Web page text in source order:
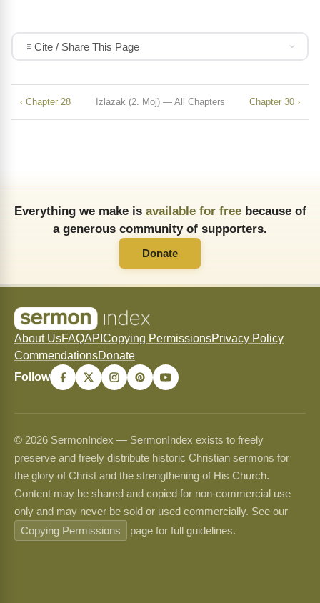
Cite / Share This Page
‹ Chapter 28 Izlazak (2. Moj) — All Chapters Chapter 30 ›
Everything we make is available for freebecause of
a generous community of supporters.
Donate
About UsFAQAPI Copying PermissionsPrivacy Policy
CommendationsDonate
Follow
© 2026 SermonIndex — SermonIndex exists to freely
preserve and freely distribute historic Christian sermons for
the glory of Christ and the strengthening of His Church.
Content may be shared and copied for non-commercial use
only and may never be sold or used commercially. See our
Copying Permissions
page for full guidelines.